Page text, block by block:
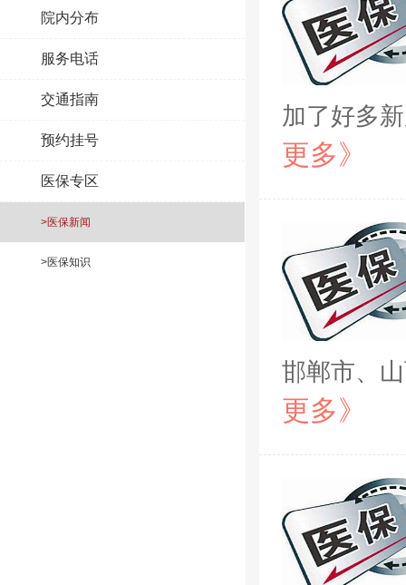
院内分布
服务电话
交通指南
预约挂号
医保专区
>医保新闻
>医保知识
加了好多
更多》
邯郸市、
更多》